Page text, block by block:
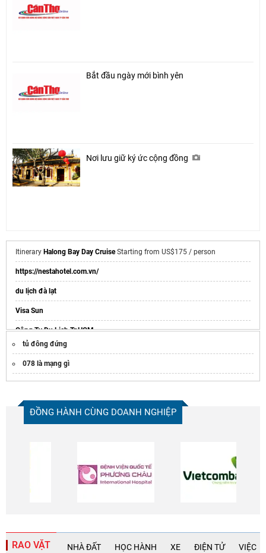
Bắt đầu ngày mới bình yên
Nơi lưu giữ ký ức cộng đồng
Itinerary Halong Bay Day CruiseStarting from US$175 / person
https://nestahotel.com.vn/
du lịch đà lạt
Visa Sun
Công Ty Du Lịch TpHCM
sea aquarium singapore
Sơn Tiên Farm
singapore/
tủ đông đứng
078 là mạng gì
ĐỒNG HÀNH CÙNG DOANH NGHIỆP
RAO VẶT NHÀ ĐẤT HỌC HÀNH XE ĐIỆN TỬ VIỆC